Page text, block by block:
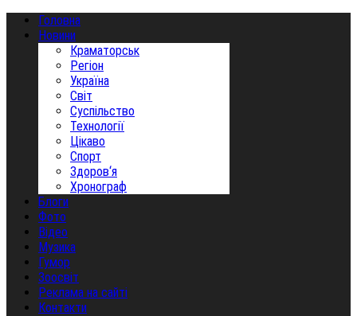
Головна
Новини
Краматорськ
Регіон
Україна
Світ
Суспільство
Технології
Цікаво
Спорт
Здоров‘я
Хронограф
Блоги
Фото
Відео
Музика
Гумор
Зоосвіт
Реклама на сайті
Контакти